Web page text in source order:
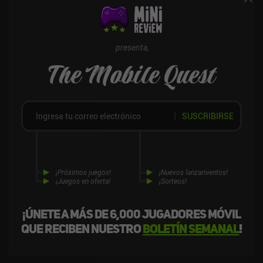
con una historia intrigante, también consume mucho tiempo
debido a la gran cantidad de tareas manuales repetitivas, a los
bajos ingresos constantes y a la posibilidad de fracasar por
completo si elegimos un camino de desarrollo incorrecto. Los
rendimiento pobre, con un alto consumo de batería. Hundred Days
es un juego premium de 5,99 dólares sin anuncios ni iAP. A pesar
tranquilos.
presenta,
The Mobile Quest
¡Únete a más de 6,000 jugadores móvil
que reciben nuestroboletín semanal!
¡Próximos juegos!
¡Juegos en oferta!
¡Nuevos lanzamientos!
¡Sorteos!
SUSCRIBIRSE